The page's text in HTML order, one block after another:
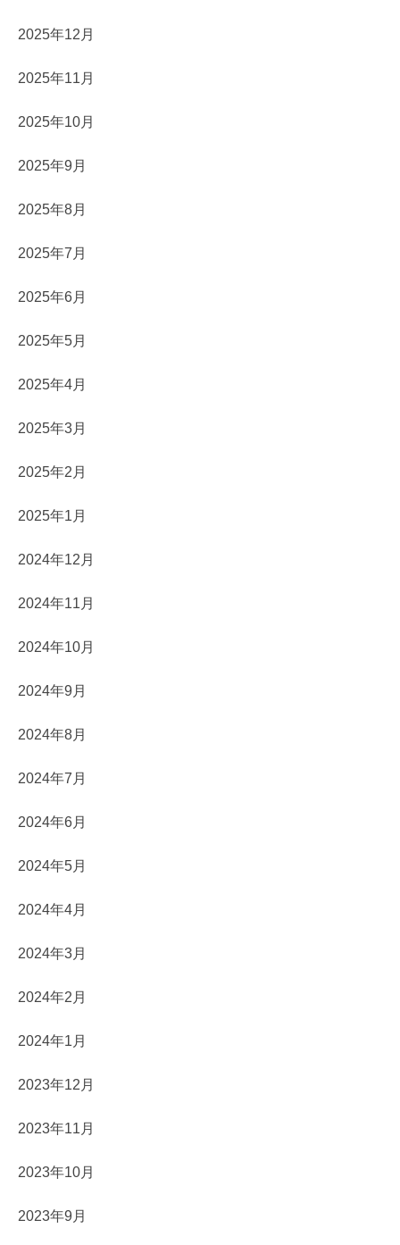
2025年12月
2025年11月
2025年10月
2025年9月
2025年8月
2025年7月
2025年6月
2025年5月
2025年4月
2025年3月
2025年2月
2025年1月
2024年12月
2024年11月
2024年10月
2024年9月
2024年8月
2024年7月
2024年6月
2024年5月
2024年4月
2024年3月
2024年2月
2024年1月
2023年12月
2023年11月
2023年10月
2023年9月